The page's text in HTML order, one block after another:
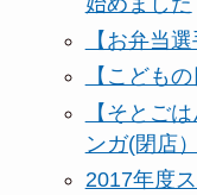
【お弁当
【こども
【そとご
ンガ(閉店）
2017年度